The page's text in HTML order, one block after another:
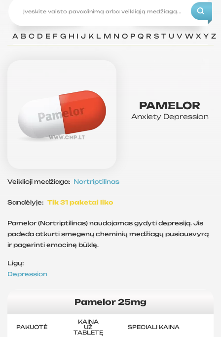
A B C D E F G H I J K L M N O P Q R S T U V W X Y Z
PAMELOR
Anxiety Depression
Veiklioji medžiaga: Nortriptilinas
Sandėlyje: Tik 31 paketai liko
Pamelor (Nortriptilinas) naudojamas gydyti depresiją. Jis
padeda atkurti smegenų cheminių medžiagų pusiausvyrą
ir pagerinti emocinę būklę.
Ligų:
Depression
Pamelor 25mg
PAKUOTĖ
KAINA
UŽ
TABLETĘ
SPECIALI KAINA